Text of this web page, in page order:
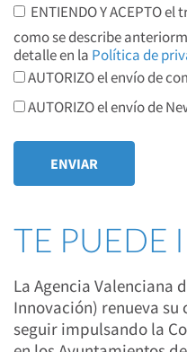
ENTIENDO Y ACEPTO
como se describe
detalle en la Política de
AUTORIZO el envío de
AUTORIZO el envío de
TE PUEDE
La Agencia Valenciana
Innovación) renueva su
seguir impulsando la